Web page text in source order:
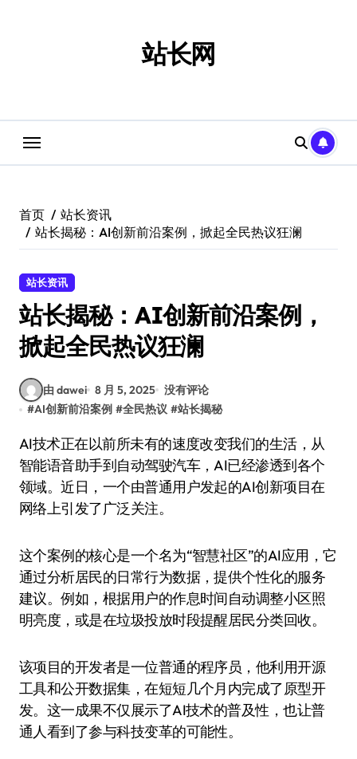
站长网
首页
站长资讯
站长揭秘：AI创新前沿案例，掀起全民热议狂澜
站长资讯
站长揭秘：AI创新前沿案例，
掀起全民热议狂澜
由 dawei 8 月 5, 2025 没有评论
#AI创新前沿案例 #全民热议 #站长揭秘
AI技术正在以前所未有的速度改变我们的生活，从
智能语音助手到自动驾驶汽车，AI已经渗透到各个
领域。近日，一个由普通用户发起的AI创新项目在
网络上引发了广泛关注。
这个案例的核心是一个名为“智慧社区”的AI应用，它
通过分析居民的日常行为数据，提供个性化的服务
建议。例如，根据用户的作息时间自动调整小区照
明亮度，或是在垃圾投放时段提醒居民分类回收。
该项目的开发者是一位普通的程序员，他利用开源
工具和公开数据集，在短短几个月内完成了原型开
发。这一成果不仅展示了AI技术的普及性，也让普
通人看到了参与科技变革的可能性。